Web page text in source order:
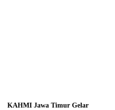
KAHMI Jawa Timur Gelar